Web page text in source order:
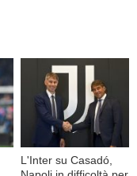
L'Inter su Casadó,